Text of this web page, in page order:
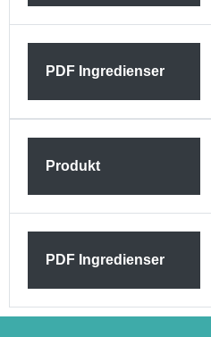
PDF Ingredienser
Produkt
PDF Ingredienser